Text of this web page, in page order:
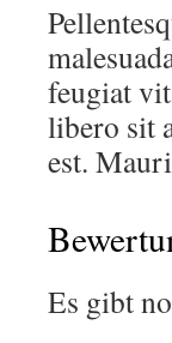
feugiat
libero sit
est.
Es gibt